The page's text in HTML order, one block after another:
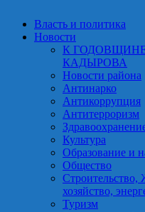
Власть и политика
Новости
К
КАДЫРОВА
Новости района
Антинарко
Антикоррупция
Антитерроризм
Культура
Образование и
Общество
хозяйство,
Туризм